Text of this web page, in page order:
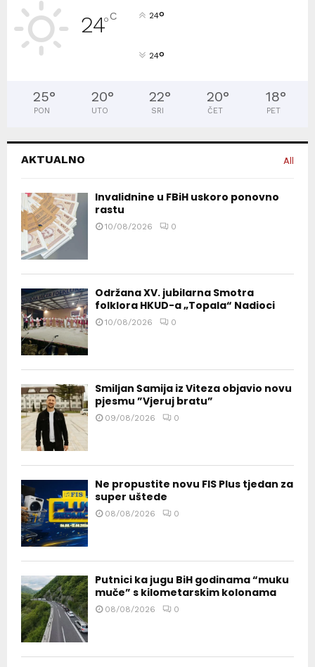
24°C 24°
24°
25°
PON
20°
UTO
22°
SRI
20°
ČET
18°
PET
AKTUALNO All
Invalidnine u FBiH uskoro ponovno
rastu
10/08/2026 0
Održana XV. jubilarna Smotra
folklora HKUD-a „Topala“ Nadioci
10/08/2026 0
Smiljan Šamija iz Viteza objavio novu
pjesmu ”Vjeruj bratu”
09/08/2026 0
Ne propustite novu FIS Plus tjedan za
super uštede
08/08/2026 0
Putnici ka jugu BiH godinama “muku
muče” s kilometarskim kolonama
08/08/2026 0